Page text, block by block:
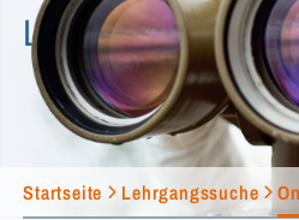
Lehrgangssuche
Startseite Lehrgangssuche